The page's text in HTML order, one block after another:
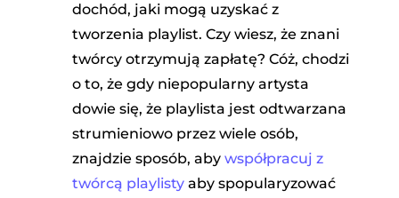
dochód, jaki mogą uzyskać z
tworzenia playlist. Czy wiesz, że znani
twórcy otrzymują zapłatę? Cóż, chodzi
o to, że gdy niepopularny artysta
dowie się, że playlista jest odtwarzana
strumieniowo przez wiele osób,
znajdzie sposób, aby współpracuj z
twórcą playlistyaby spopularyzować